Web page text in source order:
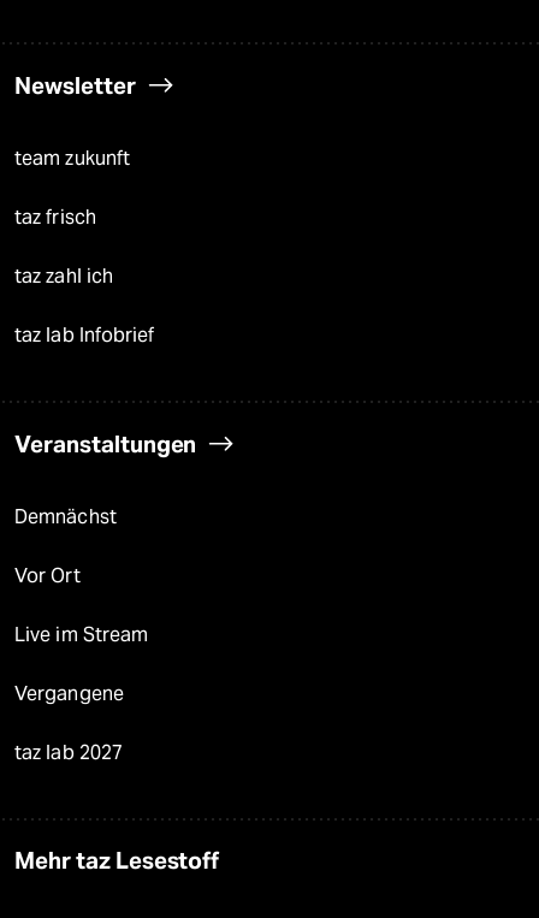
Newsletter
team zukunft
taz frisch
taz zahl ich
taz lab Infobrief
Veranstaltungen
Demnächst
Vor Ort
Live im Stream
Vergangene
taz lab 2027
Mehr taz Lesestoff